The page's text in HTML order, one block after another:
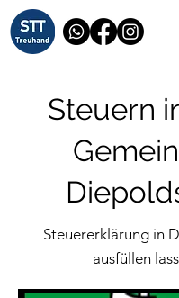
Steuern
Steuererklärung in
ausfüllen